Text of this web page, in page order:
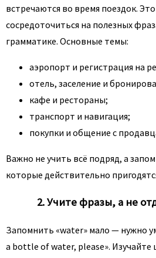
встречаются во время поездок.
сосредоточиться на полезных
грамматике. Основные темы:
аэропорт и регистрация на
отель, заселение и
кафе и рестораны;
транспорт и навигация;
покупки и общение с
Важно не учить всё подряд, а
которые действительно
2. Учите фразы, а не
Запомнить «water» мало — нужно
a bottle of water, please». Изучайте